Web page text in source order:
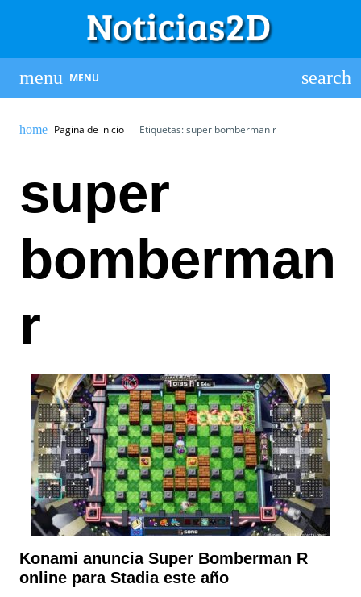
MENU
Pagina de inicio Etiquetas: super bomberman r
super
bomberman
r
Konami anuncia Super Bomberman R
online para Stadia este año